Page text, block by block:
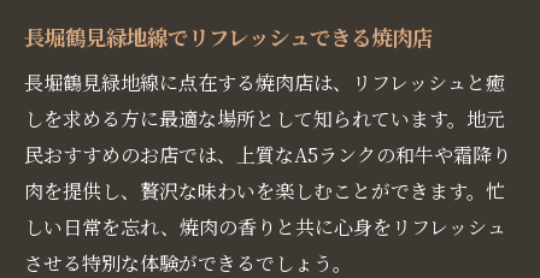
長堀鶴見緑地線でリフレッシュできる焼肉店
長堀鶴見緑地線に点在する焼肉店は、リフレッシュと癒
しを求める方に最適な場所として知られています。地元
民おすすめのお店では、上質なA5ランクの和牛や霜降り
肉を提供し、贅沢な味わいを楽しむことができます。忙
しい日常を忘れ、焼肉の香りと共に心身をリフレッシュ
させる特別な体験ができるでしょう。